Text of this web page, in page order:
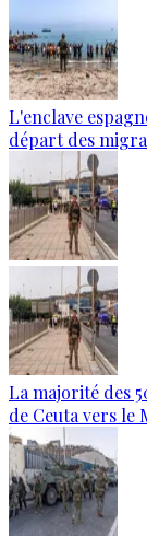
L'enclave
départ des
La majorité des
de Ceuta vers le